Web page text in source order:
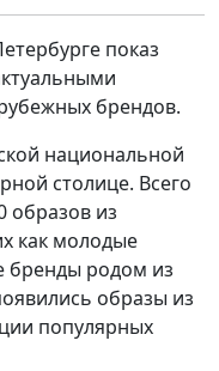
показ
брендов.
национальной
столице. Всего
образов из
как молодые
бренды родом из
образы из
популярных